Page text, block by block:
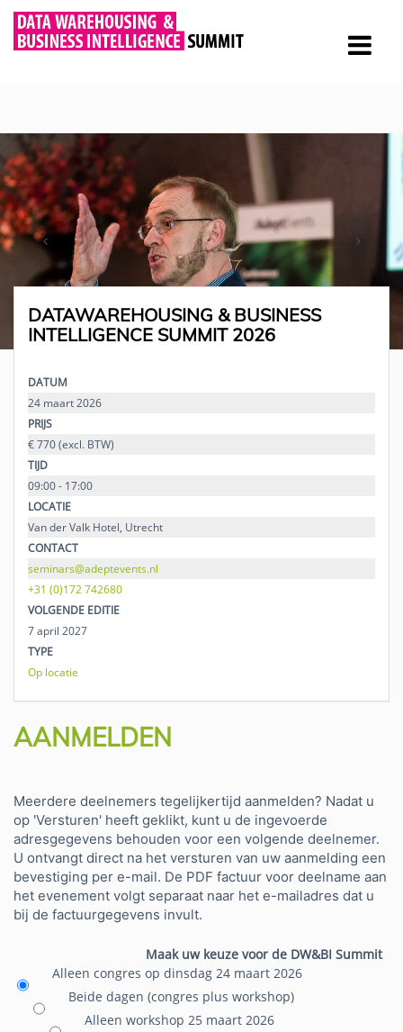
DATAWAREHOUSING & BUSINESS
INTELLIGENCE SUMMIT 2026
DATUM
24 maart 2026
PRIJS
€ 770 (excl. BTW)
TIJD
09:00 - 17:00
LOCATIE
Van der Valk Hotel, Utrecht
CONTACT
seminars@adeptevents.nl
+31 (0)172 742680
VOLGENDE EDITIE
7 april 2027
TYPE
Op locatie
AANMELDEN
Meerdere deelnemers tegelijkertijd aanmelden? Nadat u
op 'Versturen' heeft geklikt, kunt u de ingevoerde
adresgegevens behouden voor een volgende deelnemer.
U ontvangt direct na het versturen van uw aanmelding een
bevestiging per e-mail. De PDF factuur voor deelname aan
het evenement volgt separaat naar het e-mailadres dat u
bij de factuurgegevens invult.
Maak uw keuze voor de DW&BI Summit
Alleen congres op dinsdag 24 maart 2026
Beide dagen (congres plus workshop)
Alleen workshop 25 maart 2026